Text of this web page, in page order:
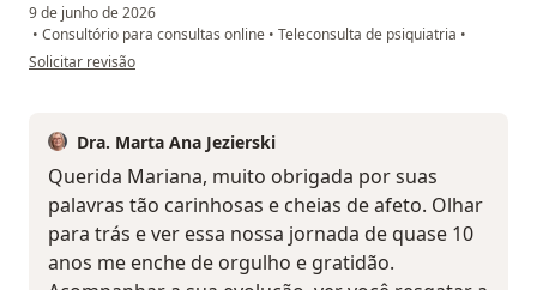
9 de junho de 2026
• Consultório para consultas online • Teleconsulta de psiquiatria •
na opinião do utilizador Mariana Monteiro R Rodrigues
Solicitar revisão
Dra. Marta Ana Jezierski
Querida Mariana, muito obrigada por suas
palavras tão carinhosas e cheias de afeto. Olhar
para trás e ver essa nossa jornada de quase 10
anos me enche de orgulho e gratidão.